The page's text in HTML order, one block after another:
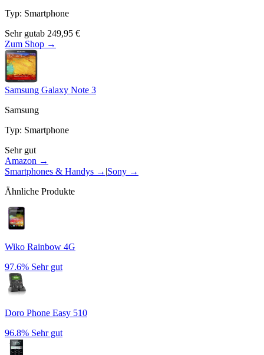
Typ: Smartphone
Sehr gutab 249,95 €
Zum Shop →
Samsung Galaxy Note 3
Samsung
Typ: Smartphone
Sehr gut
Amazon →
Smartphones & Handys → |Sony →
Ähnliche Produkte
Wiko Rainbow 4G
97.6% Sehr gut
Doro Phone Easy 510
96.8% Sehr gut